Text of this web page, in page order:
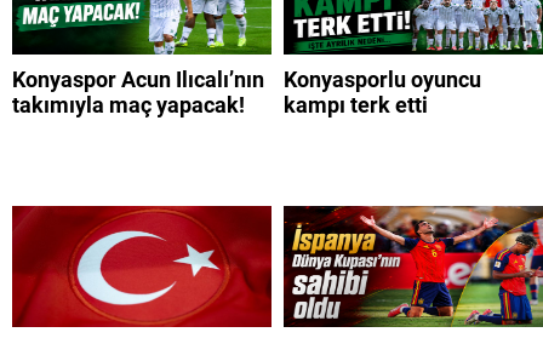
Konyaspor Acun Ilıcalı’nın
takımıyla maç yapacak!
Konyasporlu oyuncu
kampı terk etti